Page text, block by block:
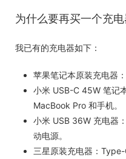
为什么要再买一个充电
我已有的充电器如下：
苹果笔记本原装充电器
小米 USB-C 45W 笔记
MacBook Pro 和手机。
小米 USB 36W 充电器
动电源。
三星原装充电器：Type-